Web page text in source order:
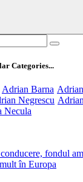
Categories...
Adrian Barna
Negrescu
Necula
fondul
în Europa